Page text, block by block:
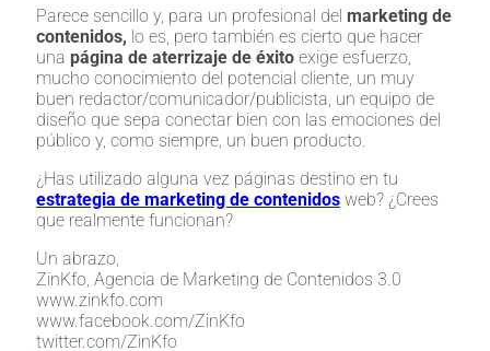
Parece sencillo y, para un profesional del marketing de
contenidos, lo es, pero también es cierto que hacer
una página de aterrizaje de éxito exige esfuerzo,
mucho conocimiento del potencial cliente, un muy
buen redactor/comunicador/publicista, un equipo de
diseño que sepa conectar bien con las emociones del
público y, como siempre, un buen producto.
¿Has utilizado alguna vez páginas destino en tu
estrategia de marketing de contenidos web? ¿Crees
que realmente funcionan?
Un abrazo,
ZinKfo, Agencia de Marketing de Contenidos 3.0
www.zinkfo.com
www.facebook.com/ZinKfo
twitter.com/ZinKfo